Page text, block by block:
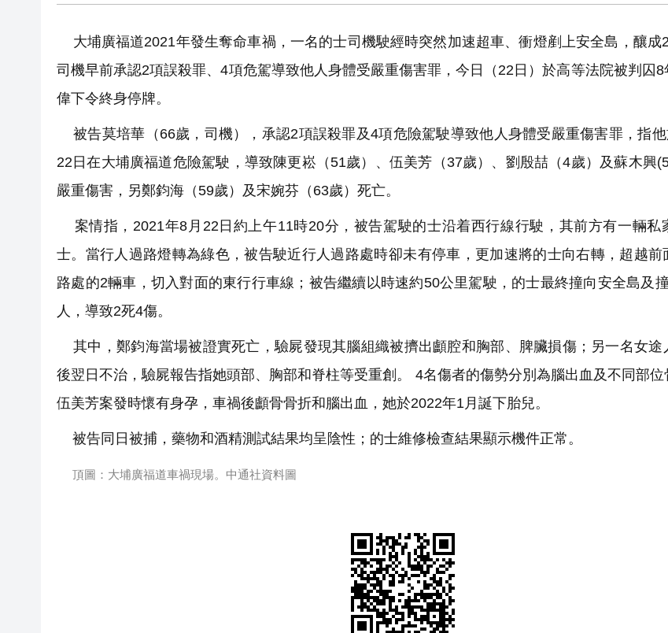
大埔廣福道2021年發生奪命車禍，一名的士司機駛經時突然加速超車、衝燈剷上安全島，釀成
司機早前承認2項誤殺罪、4項危駕導致他人身體受嚴重傷害罪，今日（22日）於高等法院被判囚8
偉下令終身停牌。
被告莫培華（66歲，司機），承認2項誤殺罪及4項危險駕駛導致他人身體受嚴重傷害罪，指他
22日在大埔廣福道危險駕駛，導致陳更崧（51歲）、伍美芳（37歲）、劉殷喆（4歲）及蘇木興
嚴重傷害，另鄭鈞海（59歲）及宋婉芬（63歲）死亡。
案情指，2021年8月22日約上午11時20分，被告駕駛的士沿着西行線行駛，其前方有一輛私
士。當行人過路燈轉為綠色，被告駛近行人過路處時卻未有停車，更加速將的士向右轉，超越前
路處的2輛車，切入對面的東行行車線；被告繼續以時速約50公里駕駛，的士最終撞向安全島及
人，導致2死4傷。
其中，鄭鈞海當場被證實死亡，驗屍發現其腦組織被擠出顱腔和胸部、脾臟損傷；另一名女途
後翌日不治，驗屍報告指她頭部、胸部和脊柱等受重創。 4名傷者的傷勢分別為腦出血及不同部位
伍美芳案發時懷有身孕，車禍後顱骨骨折和腦出血，她於2022年1月誕下胎兒。
被告同日被捕，藥物和酒精測試結果均呈陰性；的士維修檢查結果顯示機件正常。
頂圖：大埔廣福道車禍現場。中通社資料圖